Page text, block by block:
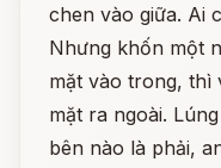
chen vào giữa. Ai
Nhưng khốn một
mặt vào trong, thì
mặt ra ngoài.
bên nào là phải,